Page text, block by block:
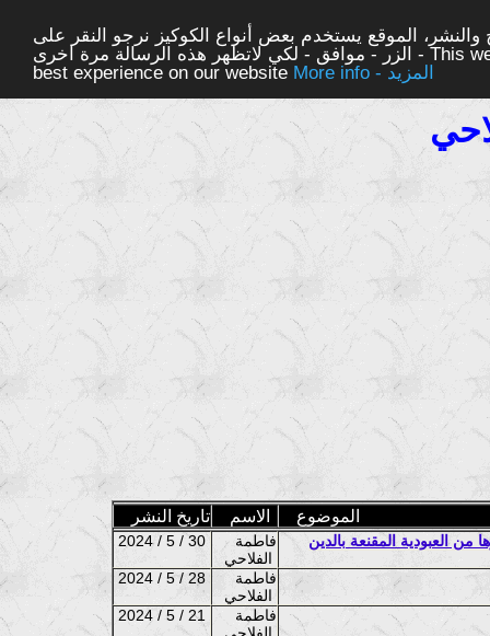
الموقع يستخدم بعض أنواع الكوكيز نرجو النقر على
الزر - موافق - لكي لاتظهر هذه الرسالة مرة اخرى - This website uses cookies to ensure you get the
best experience on our website
More info - المزيد
تاريخ النشر الاسم الموضوع
2024 / 5 / 30
فاطمة
العبودية المقنعة بالدين
2024 / 5 / 28
فاطمة
2024 / 5 / 21
فاطمة